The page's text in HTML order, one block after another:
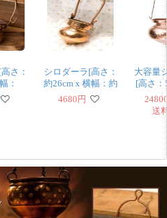
さ：
：
：約
シロダーラ[高さ：
約26cm x 横幅：約
10cm 容量：約
400ml]
4680 円
大容量
[高さ：
幅：
約
送